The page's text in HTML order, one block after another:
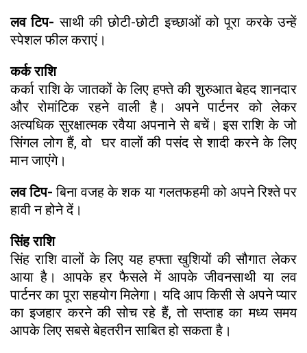
लव टिप-साथी की छोटी-छोटी इच्छाओं को पूरा करके उन्हें
स्पेशल फील कराएं।
कर्क राशि
कर्का राशि के जातकों के लिए हफ्ते की शुरुआत बेहद शानदार
और रोमांटिक रहने वाली है। अपने पार्टनर को लेकर
अत्यधिक सुरक्षात्मक रवैया अपनाने से बचें। इस राशि के जो
सिंगल लोग हैं, वो घर वालों की पसंद से शादी करने के लिए
मान जाएंगे।
लव टिप-बिना वजह के शक या गलतफहमी को अपने रिश्ते पर
हावी न होने दें।
सिंह राशि
सिंह राशि वालों के लिए यह हफ्ता खुशियों की सौगात लेकर
आया है। आपके हर फैसले में आपके जीवनसाथी या लव
पार्टनर का पूरा सहयोग मिलेगा। यदि आप किसी से अपने प्यार
का इजहार करने की सोच रहे हैं, तो सप्ताह का मध्य समय
आपके लिए सबसे बेहतरीन साबित हो सकता है।